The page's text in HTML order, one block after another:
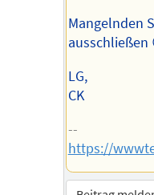
Mangelnden
ausschließen
LG,
CK
--
https://